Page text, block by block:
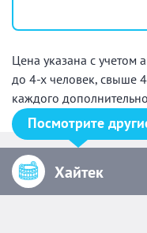
Цена указана с
до 4-х человек, свыше
каждого
Посмотрите
Хайтек